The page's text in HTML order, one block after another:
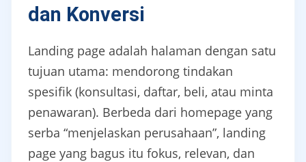
dan Konversi
Landing page adalah halaman dengan satu
tujuan utama: mendorong tindakan
spesifik (konsultasi, daftar, beli, atau minta
penawaran). Berbeda dari homepage yang
serba “menjelaskan perusahaan”, landing
page yang bagus itu fokus, relevan, dan